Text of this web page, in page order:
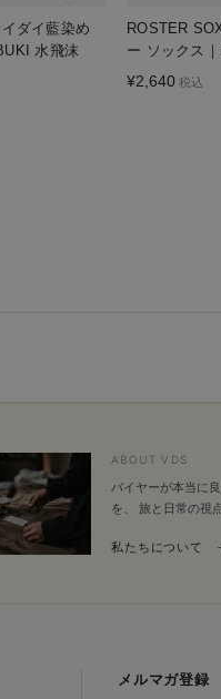
ダイ藍染め
水飛沫
ROSTER
ー ソックス
¥2,640 税込
ABOUT VDS
バイヤーが本当に
を、 旅と日常の視点
私たちについて
メルマガ登録